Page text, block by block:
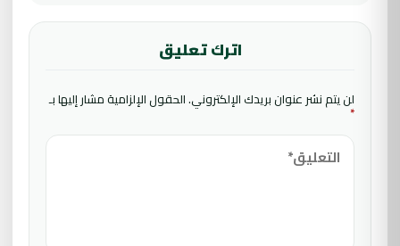
اترك تعليق
لن يتم نشر عنوان بريدك الإلكتروني.الحقول الإلزامية مشار إليها بـ
*